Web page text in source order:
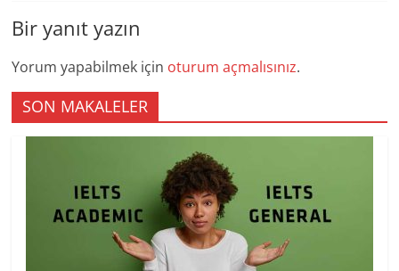
Bir yanıt yazın
Yorum yapabilmek için oturum açmalısınız.
SON MAKALELER